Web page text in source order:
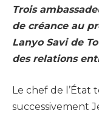
Trois
de créance au
Lanyo Savi de
des relations
Le chef de l’État
successivement